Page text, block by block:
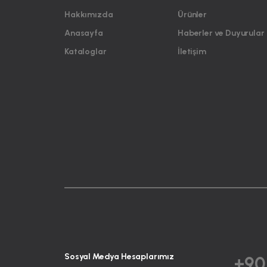
Hakkımızda
Anasayfa
Kataloglar
Ürünler
Haberler ve Duyurular
İletişim
Sosyal Medya Hesaplarımız